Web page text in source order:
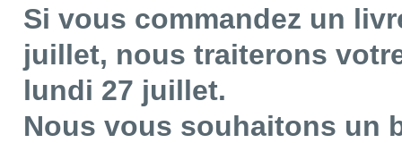
Si vous commandez un
juillet, nous traiterons
lundi 27 juillet.
Nous vous souhaitons un